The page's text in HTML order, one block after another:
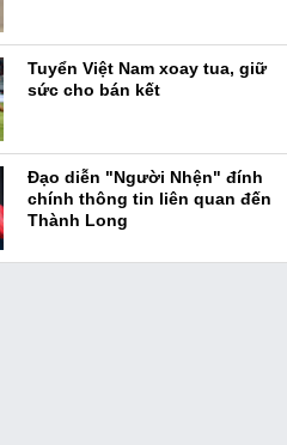
Tuyển Việt Nam xoay tua, giữ
sức cho bán kết
Đạo diễn "Người Nhện" đính
chính thông tin liên quan đến
Thành Long